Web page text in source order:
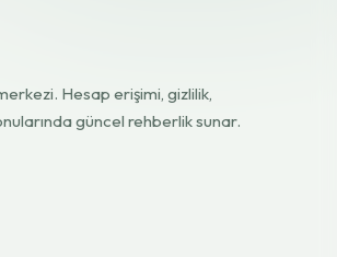
Hesap erişimi, gizlilik,
güncel rehberlik sunar.